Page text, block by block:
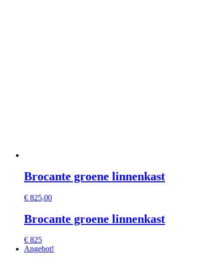
Brocante groene linnenkast
€ 825,00
Brocante groene linnenkast
€ 825
Angebot!